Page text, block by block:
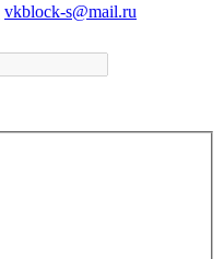
vkblock-s@mail.ru